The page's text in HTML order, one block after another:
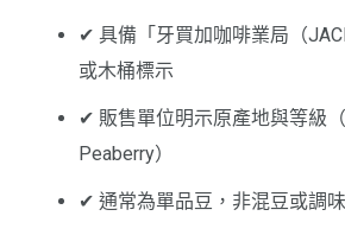
✔ 具備「牙買加咖啡業局（
或木桶標示
✔ 販售單位明示原產地與等級（
Peaberry）
✔ 通常為單品豆，非混豆或調